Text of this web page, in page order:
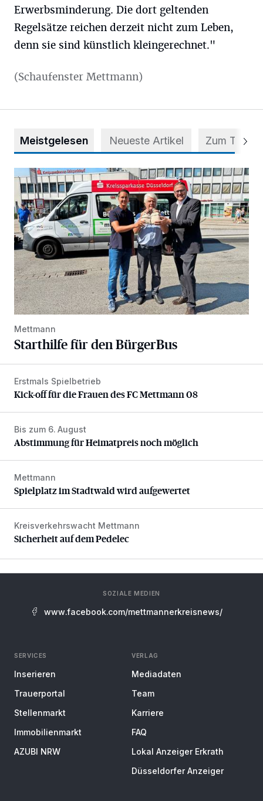
Erwerbsminderung. Die dort geltenden
Regelsätze reichen derzeit nicht zum Leben,
denn sie sind künstlich kleingerechnet."
(Schaufenster Mettmann)
Meistgelesen Neueste Artikel Zum Thema
Starthilfe für den BürgerBus
Mettmann
Starthilfe für den BürgerBus
Kick-off für die Frauen des FC Mettmann 08
Erstmals Spielbetrieb
Kick-off für die Frauen des FC Mettmann 08
Abstimmung für Heimatpreis noch möglich
Bis zum 6. August
Abstimmung für Heimatpreis noch möglich
Spielplatz im Stadtwald wird aufgewertet
Mettmann
Spielplatz im Stadtwald wird aufgewertet
Sicherheit auf dem Pedelec
Kreisverkehrswacht Mettmann
Sicherheit auf dem Pedelec
SOZIALE MEDIEN
www.facebook.com/mettmannerkreisnews/
SERVICES
Inserieren
Trauerportal
Stellenmarkt
Immobilienmarkt
AZUBI NRW
VERLAG
Mediadaten
Team
Karriere
FAQ
Lokal Anzeiger Erkrath
Düsseldorfer Anzeiger